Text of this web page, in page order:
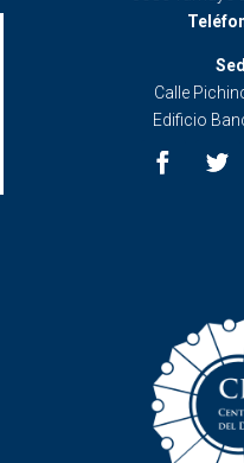
Calle
Edificio